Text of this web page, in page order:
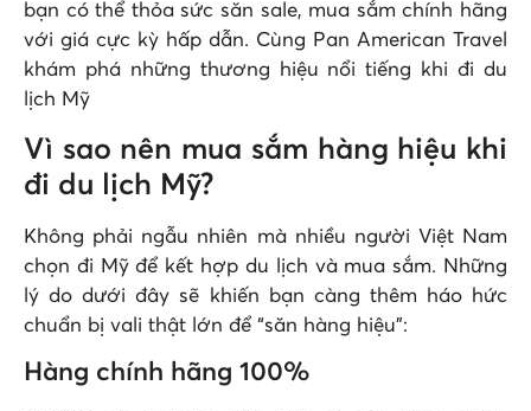
bạn có thể thỏa sức săn sale, mua sắm chính hãng
với giá cực kỳ hấp dẫn. Cùng Pan American Travel
khám phá những thương hiệu nổi tiếng khi đi du
lịch Mỹ
Vì sao nên mua sắm hàng hiệu khi
đi du lịch Mỹ?
Không phải ngẫu nhiên mà nhiều người Việt Nam
chọn đi Mỹ để kết hợp du lịch và mua sắm. Những
lý do dưới đây sẽ khiến bạn càng thêm háo hức
chuẩn bị vali thật lớn để “săn hàng hiệu”:
Hàng chính hãng 100%